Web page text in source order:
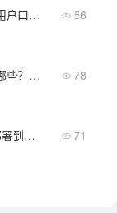
安全企业IM排行榜：2026年用户口碑最好的方案 66
2026年私有化IM软件功能有哪些？从功能到部署全维度对比 78
内网聊天软件哪个好用？从部署到运维全面评测 71